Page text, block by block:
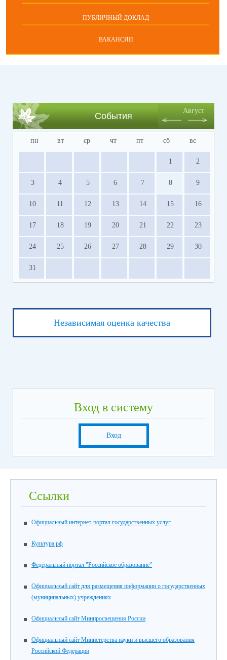
ПУБЛИЧНЫЙ ДОКЛАД
ВАКАНСИИ
События
Август
пн вт ср чт пт сб вс
1 2
3 4 5 6 7 8 9
10 11 12 13 14 15 16
17 18 19 20 21 22 23
24 25 26 27 28 29 30
31
Независимая оценка качества
Вход в систему
Вход
Ссылки
Официальный интернет-портал государственных услуг
Культура.рф
Федеральный портал "Российское образование"
Официальный сайт для размещения информации о государственных
(муниципальных) учреждениях
Официальный сайт Минпросвещения России
Официальный сайт Министерства науки и высшего образования
Российской Федерации